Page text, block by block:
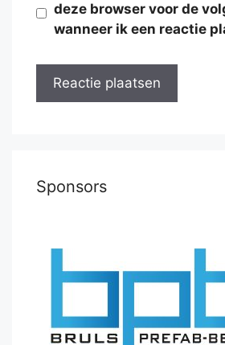
deze browser voor de
wanneer ik een reactie
Sponsors